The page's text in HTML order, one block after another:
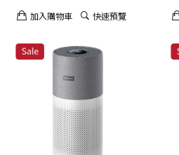
加入購物車 快速預覽